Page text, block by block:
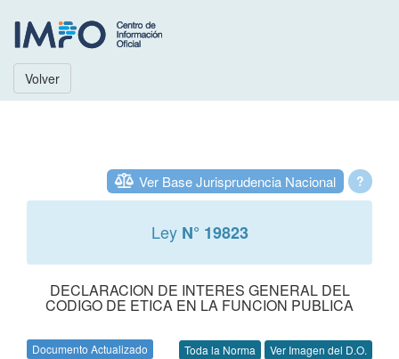
Volver
?
Ver Base Jurisprudencia Nacional
Ley N° 19823
DECLARACION DE INTERES GENERAL DEL
CODIGO DE ETICA EN LA FUNCION PUBLICA
Documento Actualizado Toda la Norma Ver Imagen del D.O.